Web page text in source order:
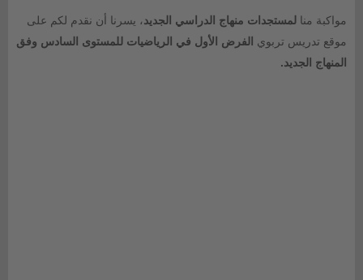
مواكبة منا لمستجدات منهاج الدراسي الجديد، يسرنا أن نقدم لكم على
موقع تدريس تربوي الفرض الأول في الرياضيات للمستوى السادس وفق
المنهاج الجديد.